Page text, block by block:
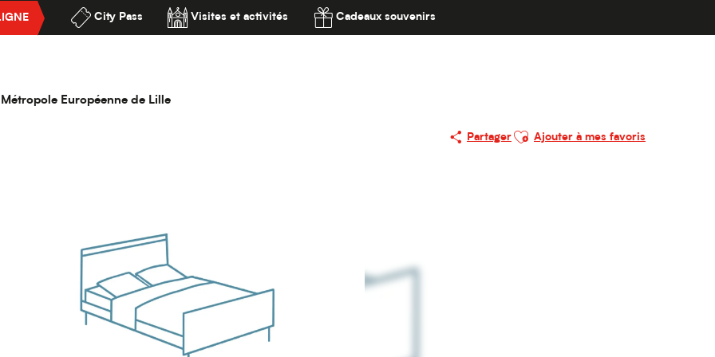
City Pass Visites et activités Cadeaux souvenirs
Européenne de Lille
Lille Flandres
Partager
Ajouter aux favoris
Ajouter à mes favoris